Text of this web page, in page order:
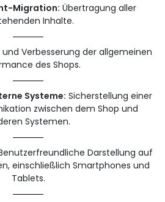
Migration: Übertragung aller
Inhalte.
und Verbesserung der allgemeinen
des Shops.
Systeme: Sicherstellung einer
zwischen dem Shop und
Systemen.
Darstellung auf
einschließlich Smartphones und
Tablets.